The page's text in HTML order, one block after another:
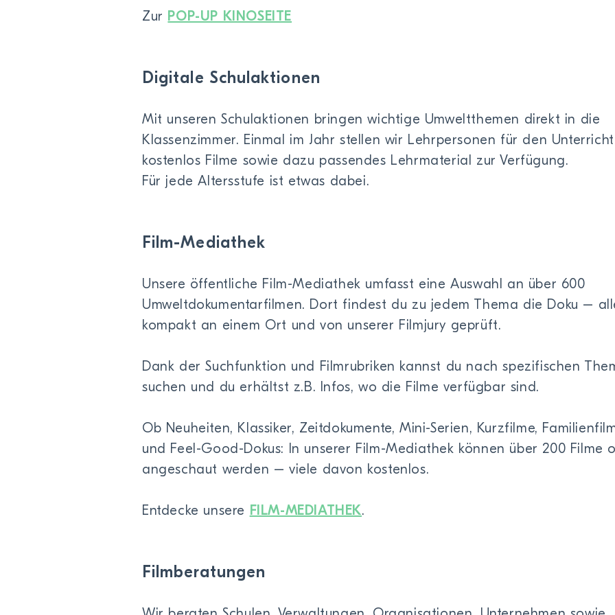
Zur POP-UP KINOSEITE
Digitale Schulaktionen
Mit unseren Schulaktionen bringen wichtige Umweltthemen direkt in die
Klassenzimmer. Einmal im Jahr stellen wir Lehrpersonen für den Unterricht
kostenlos Filme sowie dazu passendes Lehrmaterial zur Verfügung.
Für jede Altersstufe ist etwas dabei.
Film-Mediathek
Unsere öffentliche Film-Mediathek umfasst eine Auswahl an über 600
Umweltdokumentarfilmen. Dort findest du zu jedem Thema die Doku –
kompakt an einem Ort und von unserer Filmjury geprüft.
Dank der Suchfunktion und Filmrubriken kannst du nach spezifischen
suchen und du erhältst z.B. Infos, wo die Filme verfügbar sind.
Ob Neuheiten, Klassiker, Zeitdokumente, Mini-Serien, Kurzfilme,
und Feel-Good-Dokus: In unserer Film-Mediathek können über 200 Filme
angeschaut werden – viele davon kostenlos.
Entdecke unsere FILM-MEDIATHEK.
Filmberatungen